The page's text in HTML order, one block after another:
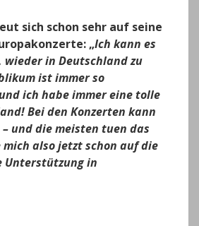
sich schon sehr auf seine
„Ich kann es
in Deutschland zu
ist immer so
ich habe immer eine tolle
Bei den Konzerten kann
und die meisten tuen das
mich also jetzt schon auf die
in